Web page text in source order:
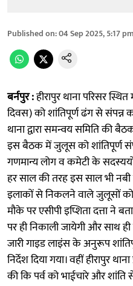
Published on:04 Sep 2025, 5:17 pm
बर्नपुर :हीरापुर थाना परिसर
दिवस) को शांतिपूर्ण ढंग से संपन्न
थाना द्वारा समन्वय समिति की
इस बैठक में जुलूस को शांतिपूर्ण
गणमान्य लोग व कमेटी के
हर साल की तरह इस साल भी
इलाकों से निकलने वाले जुलूसों
मौके पर एसीपी इप्शिता दत्ता ने
पर ही निकाली जायेगी और साथ
जारी गाइड लाइंस के अनुरूप
निर्देश दिया गया। वहीं हीरापुर
की कि पर्व को भाईचारे और